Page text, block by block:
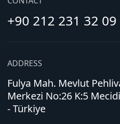
+90 212 231 32 09
ADDRESS
Fulya Mah. Mevlut
Merkezi No:26 K:5
- Türkiye